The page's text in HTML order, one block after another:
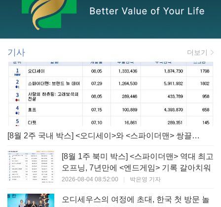
기사 더보기
[8월 2주 국내 박스] <오디세이>와 <스파이더맨> 쌍끌이! 대작 틈바구니 속 빛난 <사랑의 하츄핑>
[8월 1주 북미 박스] <스파이더맨> 역대 최고
오프닝, 7년만에 <엔드게임> 기록 갈아치워
2026-08-04 08:52:00 | 박은영 기자
오디세우스의 여정에 초대, 한국 첫 방문 놀